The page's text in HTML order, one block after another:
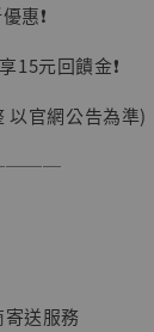
惠❗️
15元回饋金❗️
以官網公告為準)
送服務